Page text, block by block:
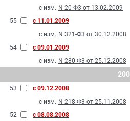
с изм. N 20-Ф3 от 13.02.2009
55
с 11.01.2009
с изм. N 321-Ф3 от 30.12.2008
54
с 09.01.2009
с изм. N 280-Ф3 от 25.12.2008
53
с 09.12.2008
с изм. N 218-Ф3 от 25.11.2008
52
с 08.08.2008